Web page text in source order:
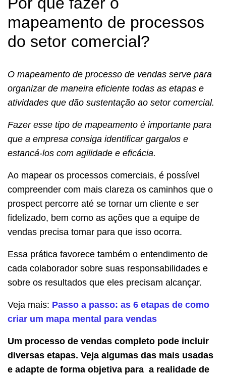
mapeamento de processos
do setor comercial?
O mapeamento de processo de vendas serve para
organizar de maneira eficiente todas as etapas e
atividades que dão sustentação ao setor comercial.
Fazer esse tipo de mapeamento é importante para
que a empresa consiga identificar gargalos e
estancá-los com agilidade e eficácia.
Ao mapear os processos comerciais, é possível
compreender com mais clareza os caminhos que o
prospect percorre até se tornar um cliente e ser
fidelizado, bem como as ações que a equipe de
vendas precisa tomar para que isso ocorra.
Essa prática favorece também o entendimento de
cada colaborador sobre suas responsabilidades e
sobre os resultados que eles precisam alcançar.
Veja mais: Passo a passo: as 6 etapas de como
criar um mapa mental para vendas
Um processo de vendas completo pode incluir
diversas etapas. Veja algumas das mais usadas
e adapte de forma objetiva para a realidade de